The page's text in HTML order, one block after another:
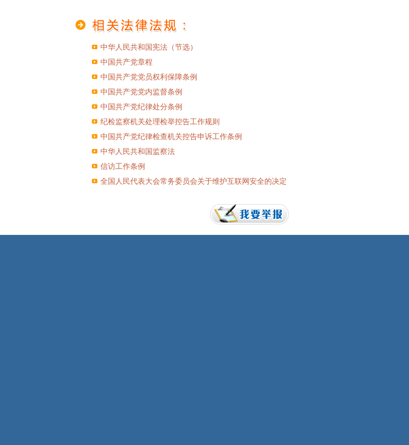
中华人民共和国宪法（节选）
中国共产党章程
中国共产党党员权利保障条例
中国共产党党内监督条例
中国共产党纪律处分条例
纪检监察机关处理检举控告工作规则
中国共产党纪律检查机关控告申诉工作条例
中华人民共和国监察法
信访工作条例
全国人民代表大会常务委员会关于维护互联网安全的决定